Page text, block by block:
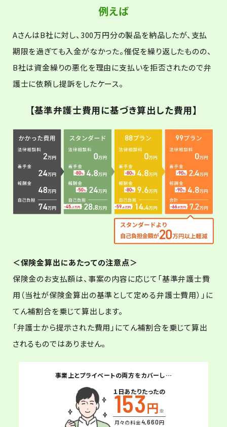
例えば
AさんはB社に対し、300万円分の製品を納品したが、支払
期限を過ぎても入金がなかった。催促を繰り返したものの、
B社は資金繰りの悪化を理由に支払いを拒否されたので弁
護士に依頼し提訴をしたケース。
【基準弁護士費用に基づき算出した費用】
＜保険金算出にあたっての注意点＞
保険金のお支払額は、事案の内容に応じて「基準弁護士費
用（当社が保険金算出の基準として定める弁護士費用）」に
てん補割合を乗じて算出します。
「弁護士から提示された費用」にてん補割合を乗じて算出
されるものではありません。
事業上とプライベートの両方をカバーし…
１日あたりたったの
153円 ※
月々の料金4,660円